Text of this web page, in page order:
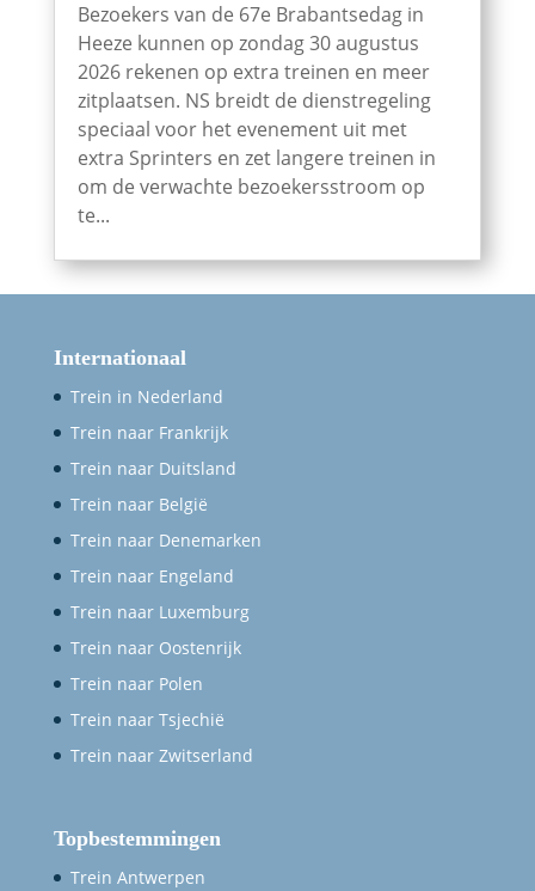
Bezoekers van de 67e Brabantsedag in
Heeze kunnen op zondag 30 augustus
2026 rekenen op extra treinen en meer
zitplaatsen. NS breidt de dienstregeling
speciaal voor het evenement uit met
extra Sprinters en zet langere treinen in
om de verwachte bezoekersstroom op
te...
Internationaal
Trein in Nederland
Trein naar Frankrijk
Trein naar Duitsland
Trein naar België
Trein naar Denemarken
Trein naar Engeland
Trein naar Luxemburg
Trein naar Oostenrijk
Trein naar Polen
Trein naar Tsjechië
Trein naar Zwitserland
Topbestemmingen
Trein Antwerpen